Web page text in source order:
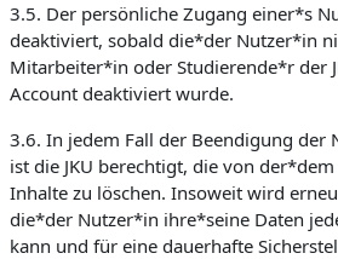
3.5. Der persönliche Zugang einer*s
deaktiviert, sobald die*der Nutzer*in
Mitarbeiter*in oder Studierende*r der
Account deaktiviert wurde.
3.6. In jedem Fall der Beendigung der
ist die JKU berechtigt, die von
Inhalte zu löschen. Insoweit wird
die*der Nutzer*in ihre*seine Daten
kann und für eine dauerhafte